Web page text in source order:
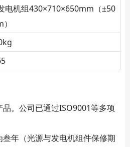
电机组430×710×650mm（±50
。公司已通过ISO9001等多项
年（光源与发电机组件保修期